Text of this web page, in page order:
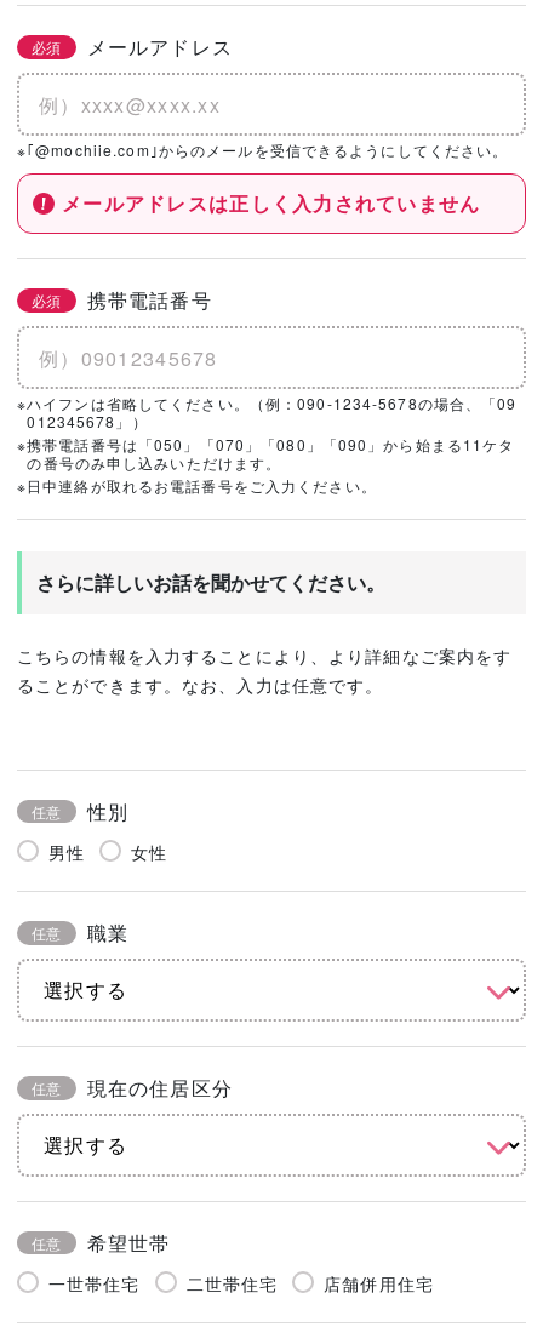
必須 メールアドレス
※｢@mochiie.com｣からのメールを受信できるようにしてください。
メールアドレスは正しく入力されていません
必須 携帯電話番号
※ハイフンは省略してください。（例：090-1234-5678の場合、「09
012345678」）
※携帯電話番号は「050」「070」「080」「090」から始まる11ケタ
の番号のみ申し込みいただけます。
※日中連絡が取れるお電話番号をご入力ください。
さらに詳しいお話を聞かせてください。
こちらの情報を入力することにより、より詳細なご案内をす
ることができます。なお、入力は任意です。
任意 性別
男性 女性
任意 職業
任意 現在の住居区分
任意 希望世帯
一世帯住宅 二世帯住宅 店舗併用住宅